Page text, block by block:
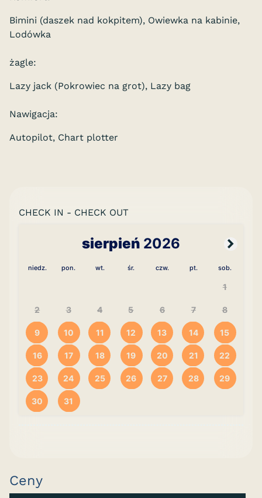
Bimini (daszek nad kokpitem), Owiewka na kabinie,
Lodówka
żagle:
Lazy jack (Pokrowiec na grot), Lazy bag
Nawigacja:
Autopilot, Chart plotter
CHECK IN - CHECK OUT
sierpień 2026
niedz. pon. wt. śr. czw. pt. sob.
1
2 3 4 5 6 7 8
9 10 11 12 13 14 15
16 17 18 19 20 21 22
23 24 25 26 27 28 29
30 31
Ceny